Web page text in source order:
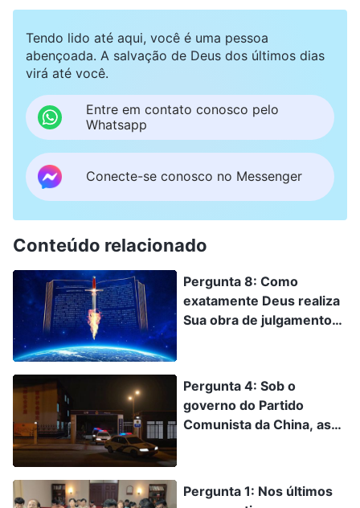
Tendo lido até aqui, você é uma pessoa
abençoada. A salvação de Deus dos últimos dias
virá até você.
Entre em contato conosco pelo
Whatsapp
Conecte-se conosco no Messenger
Conteúdo relacionado
Pergunta 8: Como
exatamente Deus realiza
Sua obra de julgamento
dias?
Pergunta 4: Sob o
governo do Partido
Comunista da China, as
mesmo executadas por
aceitar o verdadeiro
Pergunta 1: Nos últimos